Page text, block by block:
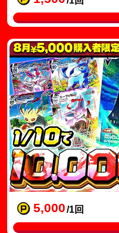
5,000/1回